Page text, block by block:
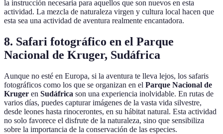
la instrucción necesaria para aquellos que son nuevos en esta
actividad. La mezcla de naturaleza virgen y cultura local hacen que
esta sea una actividad de aventura realmente encantadora.
8. Safari fotográfico en el Parque
Nacional de Kruger, Sudáfrica
Aunque no esté en Europa, si la aventura te lleva lejos, los safaris
fotográficos como los que se organizan en el Parque Nacional de
Kruger en Sudáfrica son una experiencia inolvidable. En rutas de
varios días, puedes capturar imágenes de la vasta vida silvestre,
desde leones hasta rinocerontes, en su hábitat natural. Esta actividad
no solo favorece el disfrute de la naturaleza, sino que sensibiliza
sobre la importancia de la conservación de las especies.